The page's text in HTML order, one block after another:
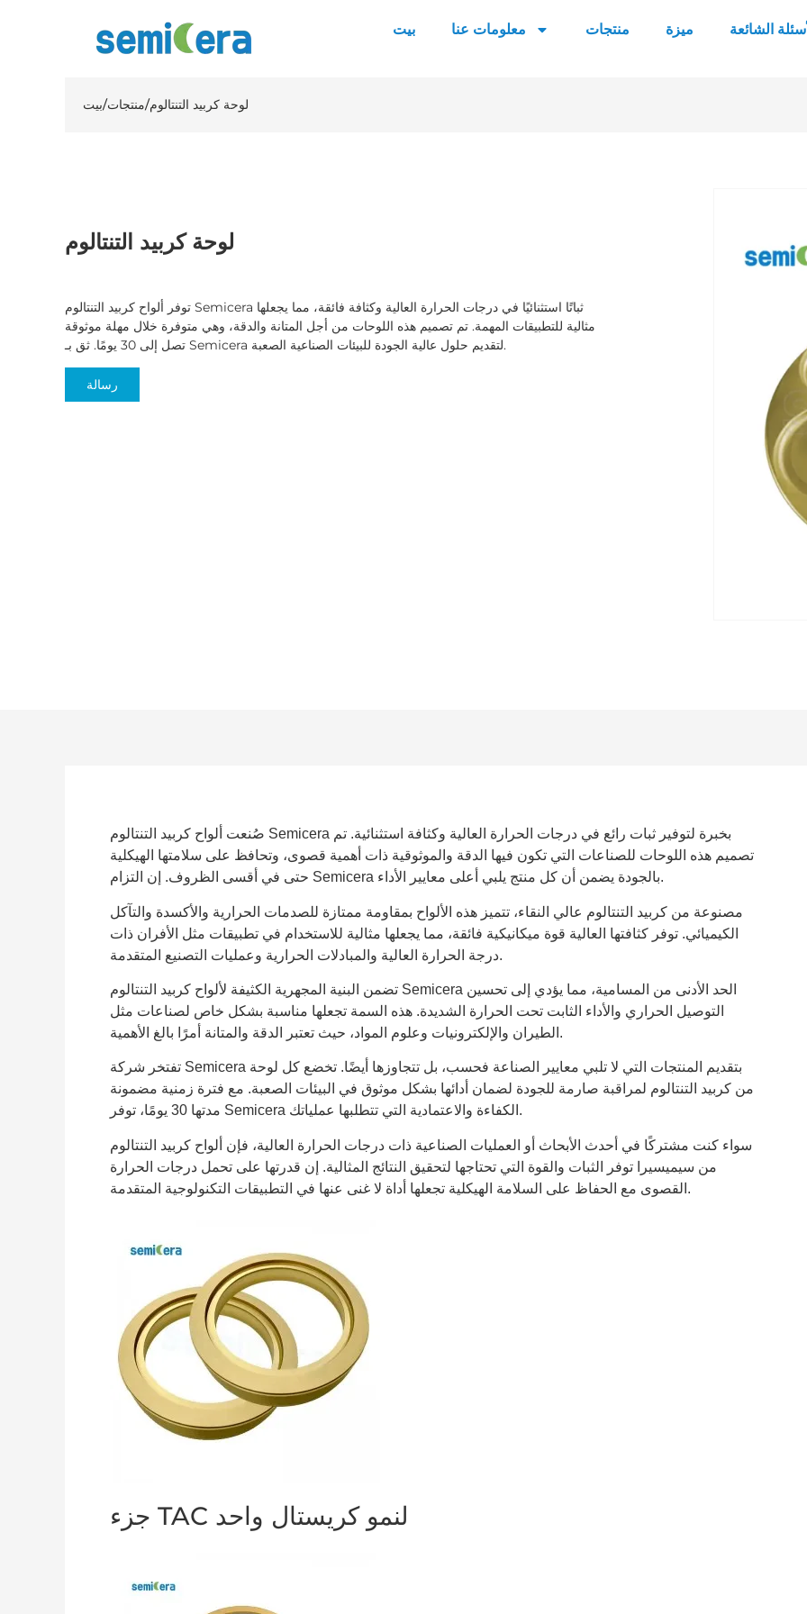
بيت معلومات عنا منتجات ميزة الشائعة
بيت/منتجات/لوحة كربيد التنتالوم
لوحة كربيد التنتالوم
توفر ألواح كربيد التنتالوم Semicera ثباتًا استثنائيًا في درجات الحرارة العالية وكثافة فائقة، مما يجعلها
مثالية للتطبيقات المهمة. تم تصميم هذه اللوحات من أجل المتانة والدقة، وهي متوفرة خلال مهلة موثوقة
تصل إلى 30 يومًا. ثق بـ Semicera لتقديم حلول عالية الجودة للبيئات الصناعية الصعبة.
رسالة
صُنعت ألواح كربيد التنتالوم Semicera بخبرة لتوفير ثبات رائع في درجات الحرارة العالية وكثافة استثنائية. تم
تصميم هذه اللوحات للصناعات التي تكون فيها الدقة والموثوقية ذات أهمية قصوى، وتحافظ على سلامتها الهيكلية
حتى في أقسى الظروف. إن التزام Semicera بالجودة يضمن أن كل منتج يلبي أعلى معايير الأداء.
مصنوعة من كربيد التنتالوم عالي النقاء، تتميز هذه الألواح بمقاومة ممتازة للصدمات الحرارية والأكسدة والتآكل
الكيميائي. توفر كثافتها العالية قوة ميكانيكية فائقة، مما يجعلها مثالية للاستخدام في تطبيقات مثل الأفران ذات
درجة الحرارة العالية والمبادلات الحرارية وعمليات التصنيع المتقدمة.
تضمن البنية المجهرية الكثيفة لألواح كربيد التنتالوم Semicera الحد الأدنى من المسامية، مما يؤدي إلى تحسين
التوصيل الحراري والأداء الثابت تحت الحرارة الشديدة. هذه السمة تجعلها مناسبة بشكل خاص لصناعات مثل
الطيران والإلكترونيات وعلوم المواد، حيث تعتبر الدقة والمتانة أمرًا بالغ الأهمية.
تفتخر شركة Semicera بتقديم المنتجات التي لا تلبي معايير الصناعة فحسب، بل تتجاوزها أيضًا. تخضع كل لوحة
من كربيد التنتالوم لمراقبة صارمة للجودة لضمان أدائها بشكل موثوق في البيئات الصعبة. مع فترة زمنية مضمونة
مدتها 30 يومًا، توفر Semicera الكفاءة والاعتمادية التي تتطلبها عملياتك.
سواء كنت مشتركًا في أحدث الأبحاث أو العمليات الصناعية ذات درجات الحرارة العالية، فإن ألواح كربيد التنتالوم
من سيميسيرا توفر الثبات والقوة التي تحتاجها لتحقيق النتائج المثالية. إن قدرتها على تحمل درجات الحرارة
القصوى مع الحفاظ على السلامة الهيكلية تجعلها أداة لا غنى عنها في التطبيقات التكنولوجية المتقدمة.
جزء TAC لنمو كريستال واحد